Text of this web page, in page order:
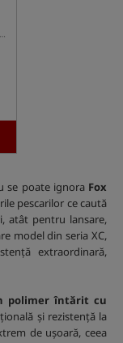
Mulineta pentru crap cu frână frontală
se poate ignora Fox
pescarilor ce caută
atât pentru lansare,
model din seria XC,
extraordinară,
polimer întărit cu
și rezistență la
de ușoară, ceea